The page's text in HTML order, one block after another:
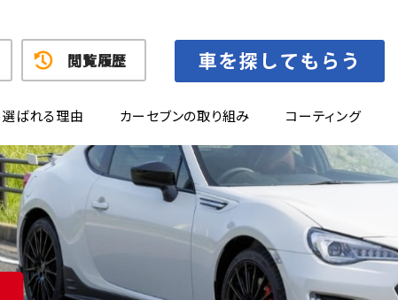
選ばれる理由 カーセブンの取り組み コーティング
閲覧履歴